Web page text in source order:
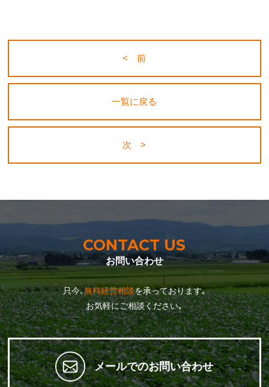
< 前
一覧に戻る
次 >
CONTACT US
お問い合わせ
只今､無料経営相談を承っております｡
お気軽にご相談ください｡
メールでのお問い合わせ